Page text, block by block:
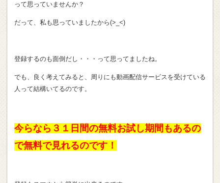
って思っていませんか？
だって、私も思っていましたから(>_<)
登録するのも面倒だし・・・って思ってましたね。
でも、良く考えてみると、周りにも動画配信サービスを受けている
人って結構いてるのです。
今らなら３１日間の無料お試し期間もあるの
で無料で見れるのです！